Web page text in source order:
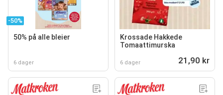
-50%
50% på alle bleier
6 dager
Krossade Hakkede
Tomaattimurska
6 dager 21,90 kr